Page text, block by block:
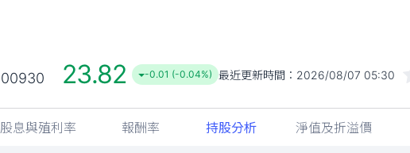
00930 23.82 -0.01 (-0.04%) 最近更新時間： 2026/08/07 05:30
股息與殖利率 報酬率 持股分析 淨值及折溢價